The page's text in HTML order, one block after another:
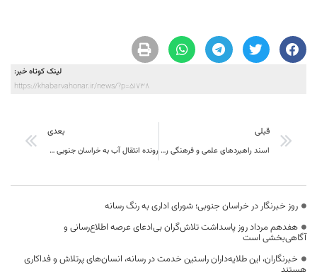
لینک کوتاه خبر:
https://khabarvahonar.ir/news/?p=51738
قبلی
اسند راهبردهای علمی و فرهنگی رونقِ جهش تولید در استان، بستری فرهنگی
بعدی
رونده انتقال آب به خراسان جنوبی روی میز صندوق توسعه ملی
روز خبرنگار در خراسان جنوبی؛ شورای اداری به رنگ رسانه
هفدهم مرداد روز پاسداشت تلاش‌گران بی‌ادعای عرصه اطلاع‌رسانی و
آگاهی‌بخشی است
خبرنگاران، این طلایه‌داران راستین خدمت در رسانه، انسان‌های پرتلاش و فداکاری